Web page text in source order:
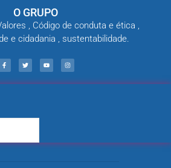
O GRUPO
, Código de conduta e ética ,
e cidadania , sustentabilidade.